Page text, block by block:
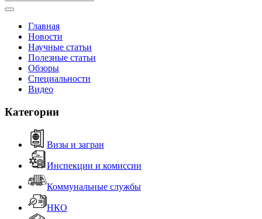
Главная
Новости
Научные статьи
Полезные статьи
Обзоры
Специальности
Видео
Категории
Визы и загран
Инспекции и комиссии
Коммунальные службы
НКО